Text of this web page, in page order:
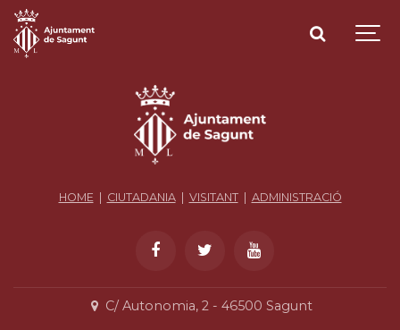
HOME CIUTADANIA| VISITANT| ADMINISTRACIÓ
C/ Autonomia, 2 - 46500 Sagunt